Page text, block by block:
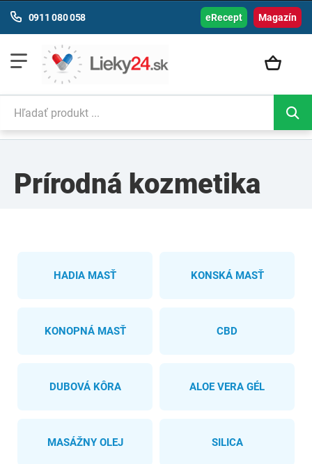
Magazín
0911 080 058 eRecept
Prírodná kozmetika
HADIA MASŤ KONSKÁ MASŤ
KONOPNÁ MASŤ CBD
DUBOVÁ KÔRA ALOE VERA GÉL
MASÁŽNY OLEJ SILICA